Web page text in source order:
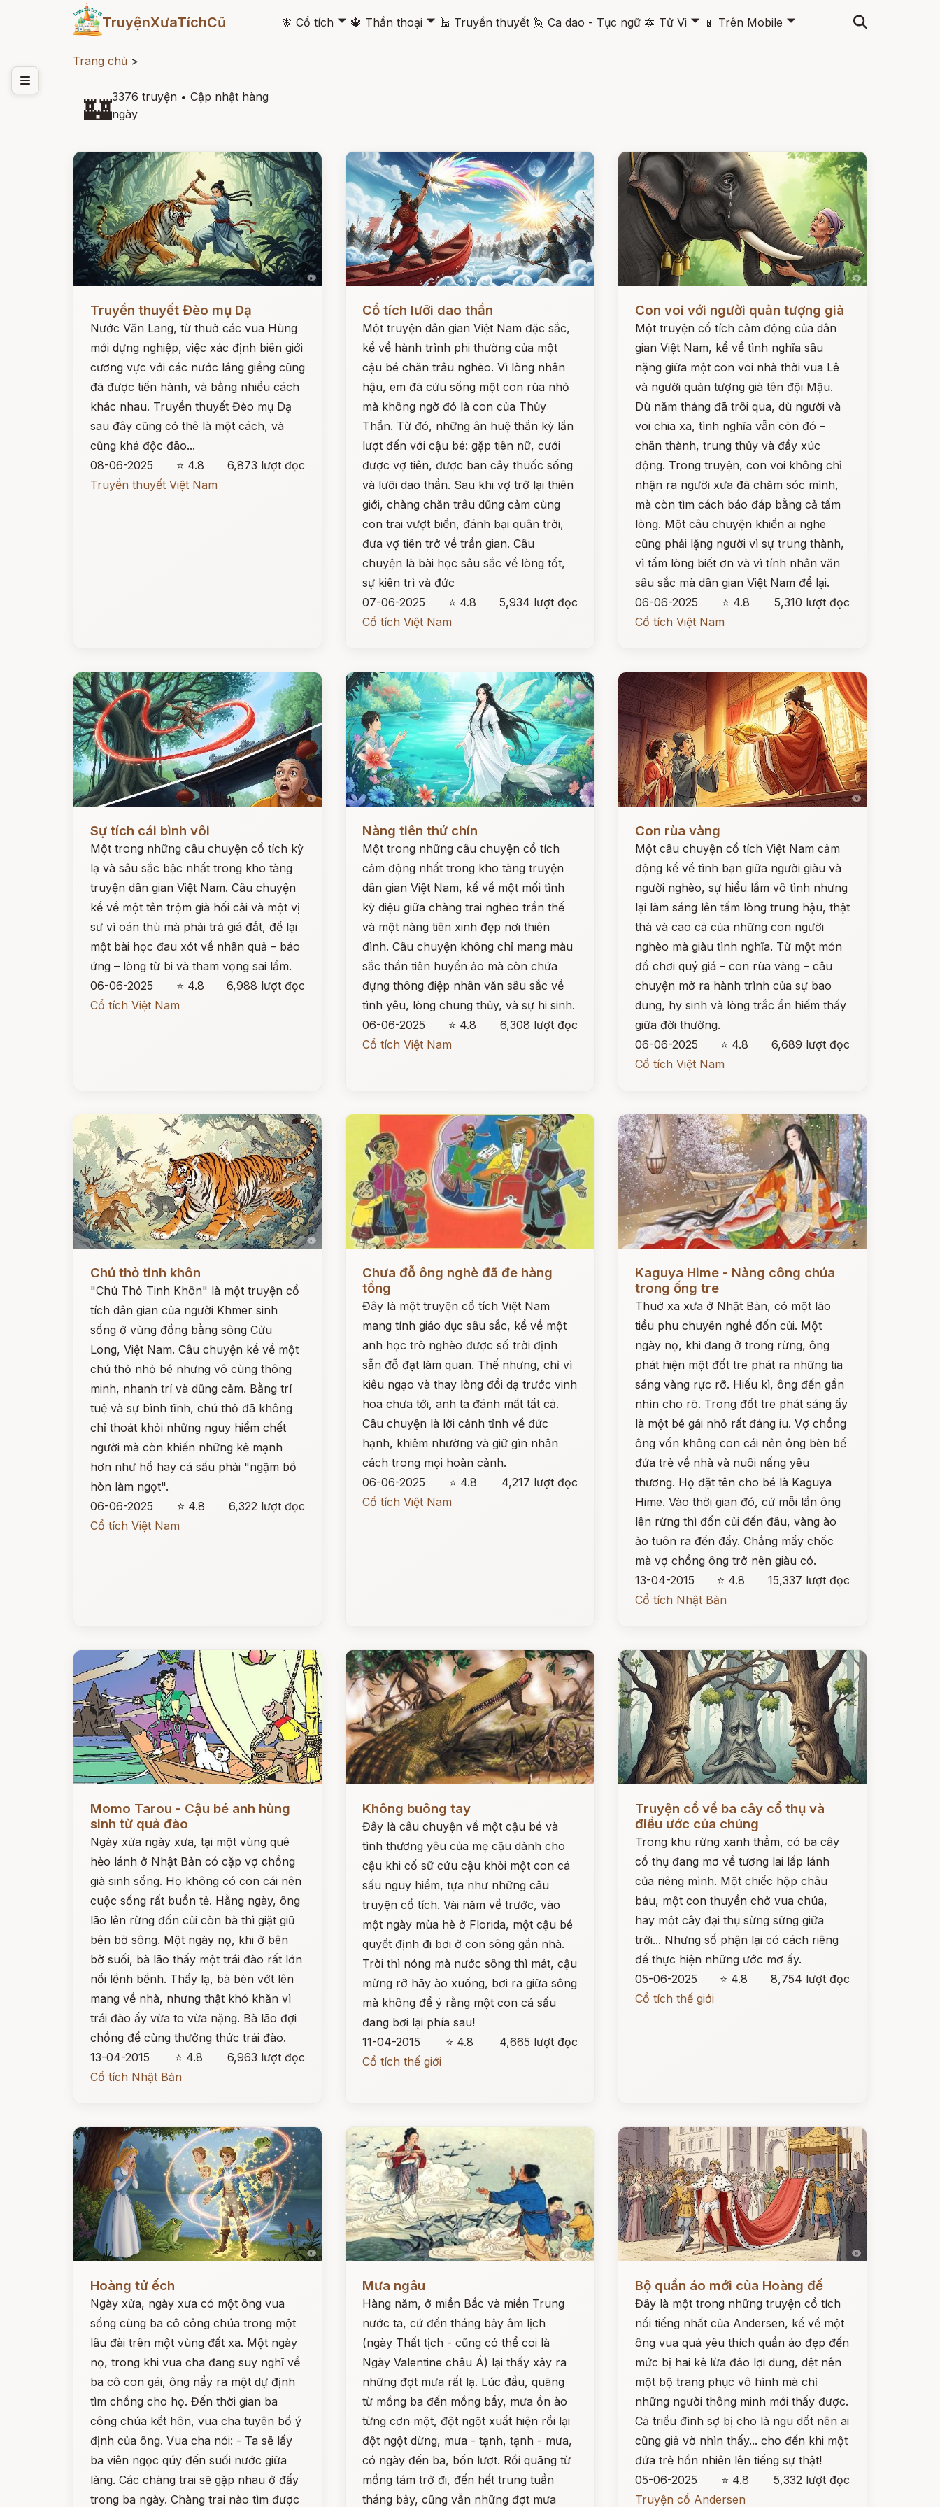
TruyệnXưaTíchCũ 🧚 Cổ tích 🞃 🔱 Thần thoại 🞃 🕌 Truyền thuyết 🙋 Ca dao - Tục ngữ 🔯 Tử Vi 🞃 📱 Trên Mobile 🞃
Trang chủ >
🏰3376 truyện • Cập nhật hàng
ngày
Đọc ngay
Truyền thuyết Đèo mụ Dạ
Nước Văn Lang, từ thuở các vua Hùng
mới dựng nghiệp, việc xác định biên giới
cương vực với các nước láng giềng cũng
đã được tiến hành, và bằng nhiều cách
khác nhau. Truyền thuyết Đèo mụ Dạ
sau đây cũng có thê là một cách, và
cũng khá độc đão...
08-06-2025
⭐ 4.8
6,873 lượt đọc
Truyền thuyết Việt Nam
Đọc ngay
Cổ tích lưỡi dao thần
Một truyện dân gian Việt Nam đặc sắc,
kể về hành trình phi thường của một
cậu bé chăn trâu nghèo. Vì lòng nhân
hậu, em đã cứu sống một con rùa nhỏ
mà không ngờ đó là con của Thủy
Thần. Từ đó, những ân huệ thần kỳ lần
lượt đến với cậu bé: gặp tiên nữ, cưới
được vợ tiên, được ban cây thuốc sống
và lưỡi dao thần. Sau khi vợ trở lại thiên
giới, chàng chăn trâu dũng cảm cùng
con trai vượt biển, đánh bại quân trời,
đưa vợ tiên trở về trần gian. Câu
chuyện là bài học sâu sắc về lòng tốt,
sự kiên trì và đức
07-06-2025
⭐ 4.8
5,934 lượt đọc
Cổ tích Việt Nam
Con voi với người quản tượng già
Một truyện cổ tích cảm động của dân
gian Việt Nam, kể về tình nghĩa sâu
nặng giữa một con voi nhà thời vua Lê
và người quản tượng già tên đội Mậu.
Dù năm tháng đã trôi qua, dù người và
voi chia xa, tình nghĩa vẫn còn đó –
chân thành, trung thủy và đầy xúc
động. Trong truyện, con voi không chỉ
nhận ra người xưa đã chăm sóc mình,
mà còn tìm cách báo đáp bằng cả tấm
lòng. Một câu chuyện khiến ai nghe
cũng phải lặng người vì sự trung thành,
vì tấm lòng biết ơn và vì tính nhân văn
sâu sắc mà dân gian Việt Nam để lại.
06-06-2025
⭐ 4.8
5,310 lượt đọc
Cổ tích Việt Nam
Sự tích cái bình vôi
Một trong những câu chuyện cổ tích kỳ
lạ và sâu sắc bậc nhất trong kho tàng
truyện dân gian Việt Nam. Câu chuyện
kể về một tên trộm già hối cải và một vị
sư vì oán thù mà phải trả giá đắt, để lại
một bài học đau xót về nhân quả – báo
ứng – lòng từ bi và tham vọng sai lầm.
06-06-2025
⭐ 4.8
6,988 lượt đọc
Cổ tích Việt Nam
Nàng tiên thứ chín
Một trong những câu chuyện cổ tích
cảm động nhất trong kho tàng truyện
dân gian Việt Nam, kể về một mối tình
kỳ diệu giữa chàng trai nghèo trần thế
và một nàng tiên xinh đẹp nơi thiên
đình. Câu chuyện không chỉ mang màu
sắc thần tiên huyền ảo mà còn chứa
đựng thông điệp nhân văn sâu sắc về
tình yêu, lòng chung thủy, và sự hi sinh.
06-06-2025
⭐ 4.8
6,308 lượt đọc
Cổ tích Việt Nam
Con rùa vàng
Một câu chuyện cổ tích Việt Nam cảm
động kể về tình bạn giữa người giàu và
người nghèo, sự hiểu lầm vô tình nhưng
lại làm sáng lên tấm lòng trung hậu, thật
thà và cao cả của những con người
nghèo mà giàu tình nghĩa. Từ một món
đồ chơi quý giá – con rùa vàng – câu
chuyện mở ra hành trình của sự bao
dung, hy sinh và lòng trắc ẩn hiếm thấy
giữa đời thường.
06-06-2025
⭐ 4.8
6,689 lượt đọc
Cổ tích Việt Nam
Chú thỏ tinh khôn
"Chú Thỏ Tinh Khôn" là một truyện cổ
tích dân gian của người Khmer sinh
sống ở vùng đồng bằng sông Cửu
Long, Việt Nam. Câu chuyện kể về một
chú thỏ nhỏ bé nhưng vô cùng thông
minh, nhanh trí và dũng cảm. Bằng trí
tuệ và sự bình tĩnh, chú thỏ đã không
chỉ thoát khỏi những nguy hiểm chết
người mà còn khiến những kẻ mạnh
hơn như hổ hay cá sấu phải "ngậm bồ
hòn làm ngọt".
06-06-2025
⭐ 4.8
6,322 lượt đọc
Cổ tích Việt Nam
Chưa đỗ ông nghè đã đe hàng
tổng
Đây là một truyện cổ tích Việt Nam
mang tính giáo dục sâu sắc, kể về một
anh học trò nghèo được số trời định
sẵn đỗ đạt làm quan. Thế nhưng, chỉ vì
kiêu ngạo và thay lòng đổi dạ trước vinh
hoa chưa tới, anh ta đánh mất tất cả.
Câu chuyện là lời cảnh tỉnh về đức
hạnh, khiêm nhường và giữ gìn nhân
cách trong mọi hoàn cảnh.
06-06-2025
⭐ 4.8
4,217 lượt đọc
Cổ tích Việt Nam
Kaguya Hime - Nàng công chúa
trong ống tre
Thuở xa xưa ở Nhật Bản, có một lão
tiều phu chuyên nghề đốn củi. Một
ngày nọ, khi đang ở trong rừng, ông
phát hiện một đốt tre phát ra những tia
sáng vàng rực rỡ. Hiếu kì, ông đến gần
nhìn cho rõ. Trong đốt tre phát sáng ấy
là một bé gái nhỏ rất đáng iu. Vợ chồng
ông vốn không con cái nên ông bèn bế
đứa trẻ về nhà và nuôi nấng yêu
thương. Họ đặt tên cho bé là Kaguya
Hime. Vào thời gian đó, cứ mỗi lần ông
lên rừng thì đốn củi đến đâu, vàng ào
ào tuôn ra đến đấy. Chẳng mấy chốc
mà vợ chồng ông trở nên giàu có.
13-04-2015
⭐ 4.8
15,337 lượt đọc
Cổ tích Nhật Bản
Momo Tarou - Cậu bé anh hùng
sinh từ quả đào
Ngày xửa ngày xưa, tại một vùng quê
hẻo lánh ở Nhật Bản có cặp vợ chồng
già sinh sống. Họ không có con cái nên
cuộc sống rất buồn tẻ. Hằng ngày, ông
lão lên rừng đốn củi còn bà thì giặt giũ
bên bờ sông. Một ngày nọ, khi ở bên
bờ suối, bà lão thấy một trái đào rất lớn
nổi lềnh bềnh. Thấy lạ, bà bèn vớt lên
mang về nhà, nhưng thật khó khăn vì
trái đào ấy vừa to vừa nặng. Bà lão đợi
chồng để cùng thưởng thức trái đào.
13-04-2015
⭐ 4.8
6,963 lượt đọc
Cổ tích Nhật Bản
Không buông tay
Đây là câu chuyện về một cậu bé và
tình thương yêu của mẹ cậu dành cho
cậu khi cố sữ cứu cậu khỏi một con cá
sấu nguy hiểm, tựa như những câu
truyện cổ tích. Vài năm về trước, vào
một ngày mùa hè ở Florida, một cậu bé
quyết định đi bơi ở con sông gần nhà.
Trời thì nóng mà nước sông thì mát, cậu
mừng rỡ hãy ào xuống, bơi ra giữa sông
mà không để ý rằng một con cá sấu
đang bơi lại phía sau!
11-04-2015
⭐ 4.8
4,665 lượt đọc
Cổ tích thế giới
Truyện cổ về ba cây cổ thụ và
điều ước của chúng
Trong khu rừng xanh thẳm, có ba cây
cổ thụ đang mơ về tương lai lấp lánh
của riêng mình. Một chiếc hộp châu
báu, một con thuyền chở vua chúa,
hay một cây đại thụ sừng sững giữa
trời... Nhưng số phận lại có cách riêng
để thực hiện những ước mơ ấy.
05-06-2025
⭐ 4.8
8,754 lượt đọc
Cổ tích thế giới
Hoàng tử ếch
Ngày xửa, ngày xưa có một ông vua
sống cùng ba cô công chúa trong một
lâu đài trên một vùng đất xa. Một ngày
nọ, trong khi vua cha đang suy nghĩ về
ba cô con gái, ông nẩy ra một dự định
tìm chồng cho họ. Đến thời gian ba
công chúa kết hôn, vua cha tuyên bố ý
định của ông. Vua cha nói: - Ta sẽ lấy
ba viên ngọc qúy đến suối nước giữa
làng. Các chàng trai sẽ gặp nhau ở đấy
trong ba ngày. Chàng trai nào tìm được
Mưa ngâu
Hàng năm, ở miền Bắc và miền Trung
nước ta, cứ đến tháng bảy âm lịch
(ngày Thất tịch - cũng có thể coi là
Ngày Valentine châu Á) lại thấy xảy ra
những đợt mưa rất lạ. Lúc đầu, quãng
từ mồng ba đến mồng bẩy, mưa ồn ào
từng cơn một, đột ngột xuất hiện rồi lại
đột ngột dừng, mưa - tạnh, tạnh - mưa,
có ngày đến ba, bốn lượt. Rồi quãng từ
mồng tám trở đi, đến hết trung tuần
tháng bảy, cũng vẫn những đợt mưa
Bộ quần áo mới của Hoàng đế
Đây là một trong những truyện cổ tích
nổi tiếng nhất của Andersen, kể về một
ông vua quá yêu thích quần áo đẹp đến
mức bị hai kẻ lừa đảo lợi dụng, dệt nên
một bộ trang phục vô hình mà chỉ
những người thông minh mới thấy được.
Cả triều đình sợ bị cho là ngu dốt nên ai
cũng giả vờ nhìn thấy... cho đến khi một
đứa trẻ hồn nhiên lên tiếng sự thật!
05-06-2025
⭐ 4.8
5,332 lượt đọc
Truyện cổ Andersen